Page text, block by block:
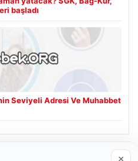
başladı
Seviyeli Adresi Ve Muhabbet